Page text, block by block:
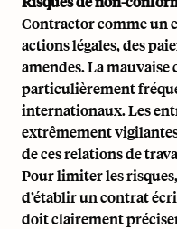
Contractor comme un
actions légales, des
amendes. La
particulièrement
internationaux. Les
extrêmement
de ces relations de
Pour limiter les
d’établir un contrat
doit clairement